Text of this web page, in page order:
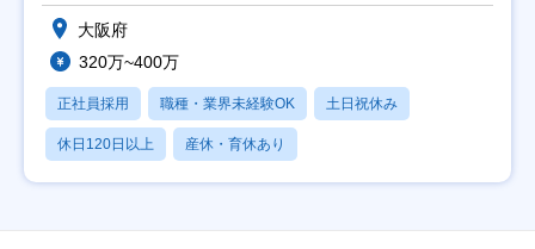
大阪府
320万~400万
正社員採用 職種・業界未経験OK 土日祝休み
休日120日以上 産休・育休あり